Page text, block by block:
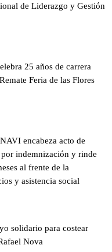
de Liderazgo y Gestión
25 años de carrera
Feria de las Flores
encabeza acto de
por indemnización y rinde
al frente de la
y asistencia social
solidario para costear
Nova